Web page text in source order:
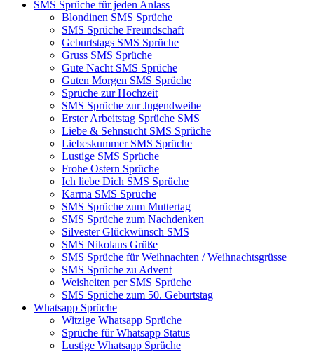
SMS Sprüche für jeden Anlass
Blondinen SMS Sprüche
SMS Sprüche Freundschaft
Geburtstags SMS Sprüche
Gruss SMS Sprüche
Gute Nacht SMS Sprüche
Guten Morgen SMS Sprüche
Sprüche zur Hochzeit
SMS Sprüche zur Jugendweihe
Erster Arbeitstag Sprüche SMS
Liebe & Sehnsucht SMS Sprüche
Liebeskummer SMS Sprüche
Lustige SMS Sprüche
Frohe Ostern Sprüche
Ich liebe Dich SMS Sprüche
Karma SMS Sprüche
SMS Sprüche zum Muttertag
SMS Sprüche zum Nachdenken
Silvester Glückwünsch SMS
SMS Nikolaus Grüße
SMS Sprüche für Weihnachten / Weihnachtsgrüsse
SMS Sprüche zu Advent
Weisheiten per SMS Sprüche
SMS Sprüche zum 50. Geburtstag
Whatsapp Sprüche
Witzige Whatsapp Sprüche
Sprüche für Whatsapp Status
Lustige Whatsapp Sprüche